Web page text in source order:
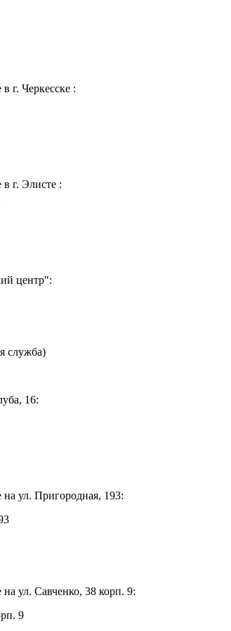
г. Черкесске :
г. Элисте :
центр":
служба)
16:
на ул. Пригородная, 193:
ул. Савченко, 38 корп. 9:
9